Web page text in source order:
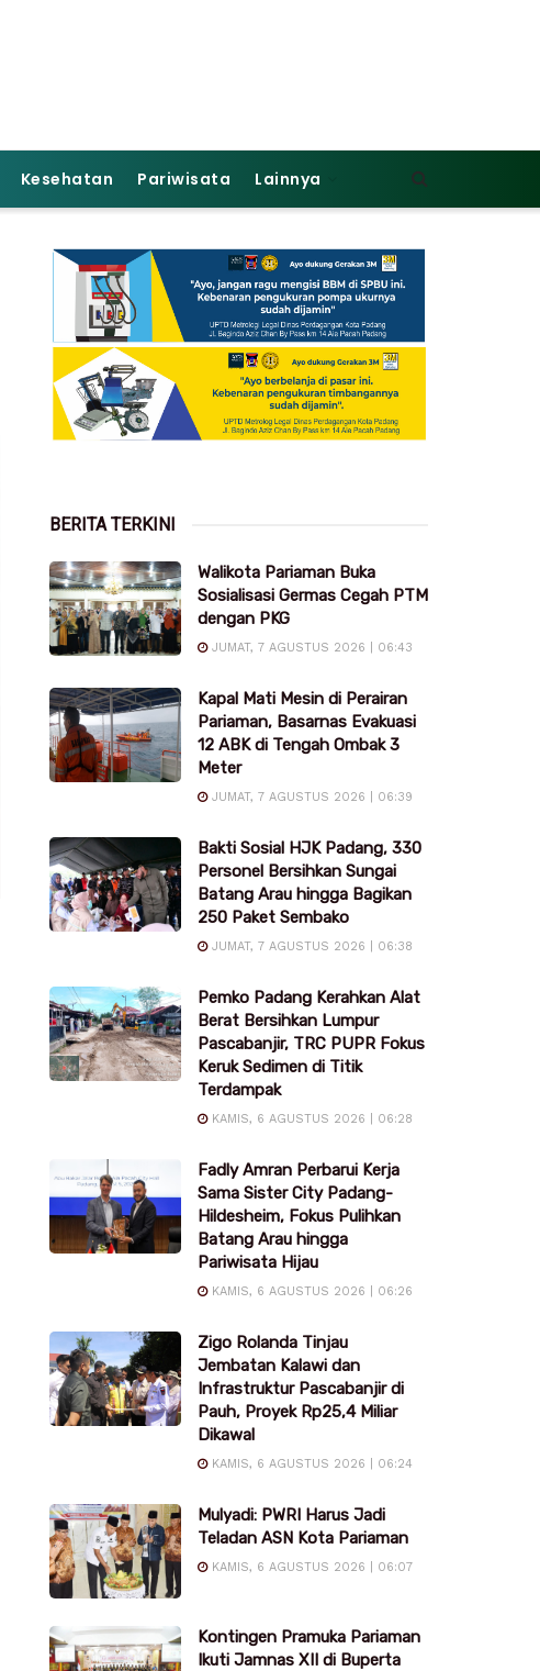
Kesehatan Pariwisata Lainnya
BERITA TERKINI
Walikota Pariaman Buka
Sosialisasi Germas Cegah PTM
dengan PKG
JUMAT, 7 AGUSTUS 2026 | 06:43
Kapal Mati Mesin di Perairan
Pariaman, Basarnas Evakuasi
12 ABK di Tengah Ombak 3
Meter
JUMAT, 7 AGUSTUS 2026 | 06:39
Bakti Sosial HJK Padang, 330
Personel Bersihkan Sungai
Batang Arau hingga Bagikan
250 Paket Sembako
JUMAT, 7 AGUSTUS 2026 | 06:38
Pemko Padang Kerahkan Alat
Berat Bersihkan Lumpur
Pascabanjir, TRC PUPR Fokus
Keruk Sedimen di Titik
Terdampak
KAMIS, 6 AGUSTUS 2026 | 06:28
Fadly Amran Perbarui Kerja
Sama Sister City Padang-
Hildesheim, Fokus Pulihkan
Batang Arau hingga
Pariwisata Hijau
KAMIS, 6 AGUSTUS 2026 | 06:26
Zigo Rolanda Tinjau
Jembatan Kalawi dan
Infrastruktur Pascabanjir di
Pauh, Proyek Rp25,4 Miliar
Dikawal
KAMIS, 6 AGUSTUS 2026 | 06:24
Mulyadi: PWRI Harus Jadi
Teladan ASN Kota Pariaman
KAMIS, 6 AGUSTUS 2026 | 06:07
Kontingen Pramuka Pariaman
Ikuti Jamnas XII di Buperta